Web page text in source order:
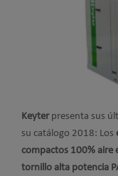
Keyterpresenta sus
su catálogo 2018: Los
compactos 100% aire
tornillo alta potencia